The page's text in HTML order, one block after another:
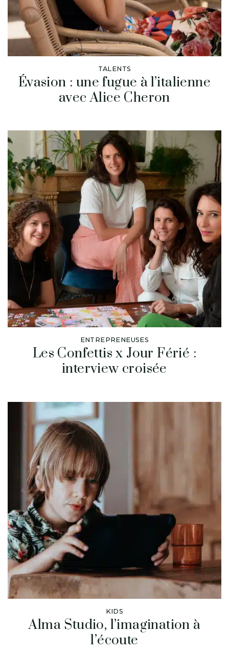
TALENTS
Évasion : une fugue à l’italienne
avec Alice Cheron
ENTREPRENEUSES
Les Confettis x Jour Férié :
interview croisée
KIDS
Alma Studio, l’imagination à
l’écoute